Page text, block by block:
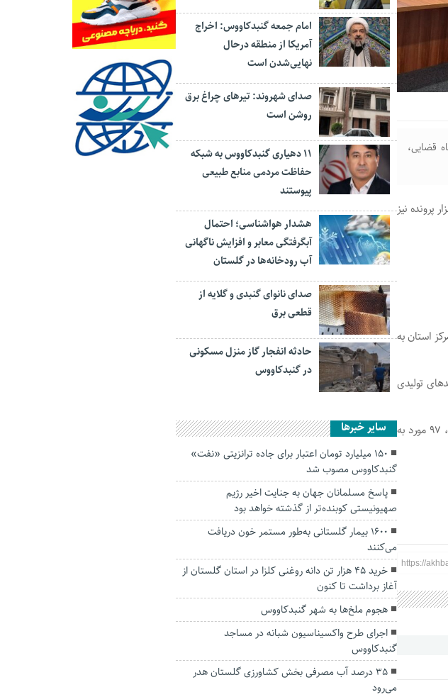
قضایی،
امسال تا پایان دی، نزدیک به ۳۴۰ هزار پرونده وارد مجموعه قضایی استان و بیش از ۳۴۳ هزار پرونده نیز
در این مدت ۳۴۸ درخواست در مرکز استان به
رفع مشکل از واحد‌های تولیدی
او گفت: در شهرستان‌ها هم ۱۶۶ درخواست به دادگستری‌ها رسید که پس از ۲۷۹ مرحله بازدید و ۱۴۴ جلسه، ۹۷ مورد به
https://
امام جمعه گنبدکاووس: اخراج
آمریکا از منطقه درحال
نهایی‌شدن است
صدای شهروند: تیرهای چراغ برق
روشن است
۱۱ دهیاری گنبدکاووس به شبکه
حفاظت مردمی منابع طبیعی
پیوستند
هشدار هواشناسی؛ احتمال
آبگرفتگی معابر و افزایش ناگهانی
آب رودخانه‌ها در گلستان
صدای نانوای گنبدی و گلایه از
قطعی برق
حادثه انفجار گاز منزل مسکونی
در گنبدکاووس
سایر خبرها
۱۵۰ میلیارد تومان اعتبار برای جاده ترانزیتی «نفت»
گنبدکاووس مصوب شد
پاسخ مسلمانان جهان به جنایت اخیر رژیم
صهیونیستی کوبنده‌تر از گذشته خواهد بود
۱۶۰۰ بیمار گلستانی به‌طور مستمر خون دریافت
می‌کنند
خرید ۴۵ هزار تن دانه روغنی کلزا در استان گلستان از
آغاز برداشت تا کنون
هجوم ملخ‌ها به شهر گنبدکاووس
اجرای طرح واکسیناسیون شبانه در مساجد
گنبدکاووس
۳۵ درصد آب مصرفی بخش کشاورزی گلستان هدر
می‌رود